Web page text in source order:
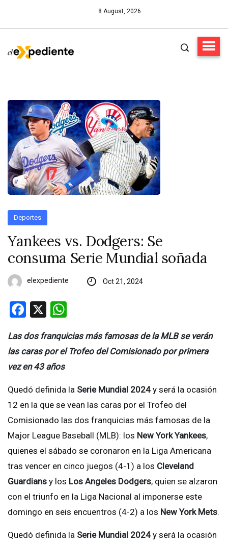
8 August, 2026
Deportes
Yankees vs. Dodgers: Se
consuma Serie Mundial soñada
elexpediente Oct 21, 2024
Facebook
X
Las dos franquicias más famosas de la MLB se verán
las caras por el Trofeo del Comisionado por primera
vez en 43 años
Quedó definida la Serie Mundial 2024 y será la ocasión
12 en la que se vean las caras por el Trofeo del
Comisionado las dos franquicias más famosas de la
Major League Baseball (MLB): los New York Yankees,
quienes el sábado se coronaron en la Liga Americana
tras vencer en cinco juegos (4-1) a los Cleveland
Guardians y los Los Angeles Dodgers, quien se alzaron
con el triunfo en la Liga Nacional al imponerse este
domingo en seis encuentros (4-2) a los New York Mets.
Quedó definida la Serie Mundial 2024 y será la ocasión